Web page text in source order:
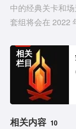
中的经典关卡和
套组将
相关
栏目
相关内容 10